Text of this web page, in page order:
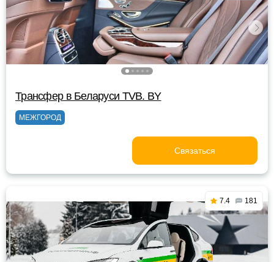
Трансфер в Беларуси TVB. BY
МЕЖГОРОД
Связаться
7.4 181